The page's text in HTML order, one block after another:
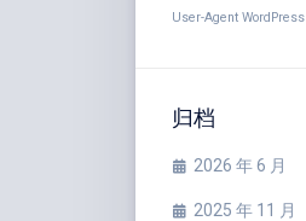
User-Agent WordPress
归档
2026 年 6 月
2025 年 11 月